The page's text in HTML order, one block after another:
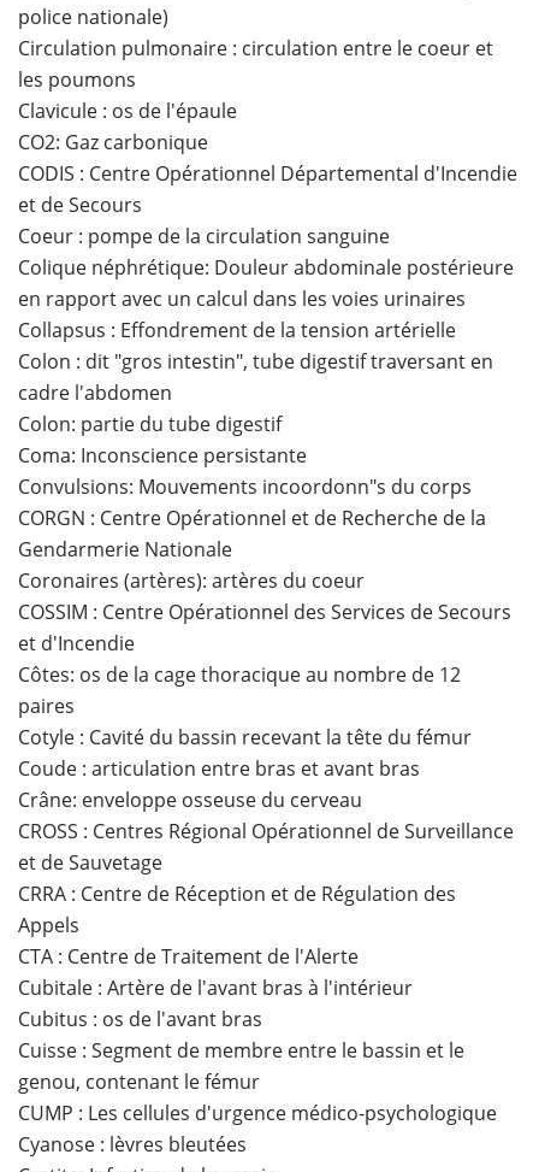
police nationale)
Circulation pulmonaire : circulation entre le coeur et
les poumons
Clavicule : os de l'épaule
CO2: Gaz carbonique
CODIS : Centre Opérationnel Départemental d'Incendie
et de Secours
Coeur : pompe de la circulation sanguine
Colique néphrétique: Douleur abdominale postérieure
en rapport avec un calcul dans les voies urinaires
Collapsus : Effondrement de la tension artérielle
Colon : dit "gros intestin", tube digestif traversant en
cadre l'abdomen
Colon: partie du tube digestif
Coma: Inconscience persistante
Convulsions: Mouvements incoordonn"s du corps
CORGN : Centre Opérationnel et de Recherche de la
Gendarmerie Nationale
Coronaires (artères): artères du coeur
COSSIM : Centre Opérationnel des Services de Secours
et d'Incendie
Côtes: os de la cage thoracique au nombre de 12
paires
Cotyle : Cavité du bassin recevant la tête du fémur
Coude : articulation entre bras et avant bras
Crâne: enveloppe osseuse du cerveau
CROSS : Centres Régional Opérationnel de Surveillance
et de Sauvetage
CRRA : Centre de Réception et de Régulation des
Appels
CTA : Centre de Traitement de l'Alerte
Cubitale : Artère de l'avant bras à l'intérieur
Cubitus : os de l'avant bras
Cuisse : Segment de membre entre le bassin et le
genou, contenant le fémur
CUMP : Les cellules d'urgence médico-psychologique
Cyanose : lèvres bleutées